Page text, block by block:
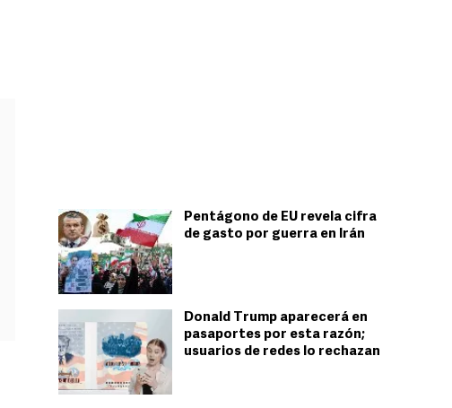
Pentágono de EU revela cifra
de gasto por guerra en Irán
Donald Trump aparecerá en
pasaportes por esta razón;
usuarios de redes lo rechazan